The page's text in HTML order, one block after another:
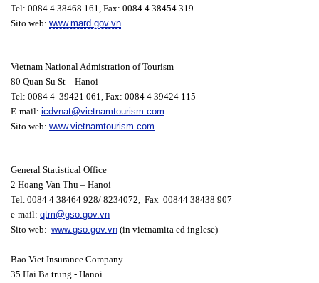
Tel: 0084 4 38468 161, Fax: 0084 4 38454 319
Sito web: www.mard.gov.vn
Vietnam National Admistration of Tourism
80 Quan Su St – Hanoi
Tel: 0084 4 39421 061, Fax: 0084 4 39424 115
E-mail: icdvnat@vietnamtourism.com.
Sito web: www.vietnamtourism.com
General Statistical Office
2 Hoang Van Thu – Hanoi
Tel. 0084 4 38464 928/ 8234072, Fax 00844 38438 907
e-mail: qtm@gso.gov.vn
Sito web: www.gso.gov.vn (in vietnamita ed inglese)
Bao Viet Insurance Company
35 Hai Ba trung - Hanoi